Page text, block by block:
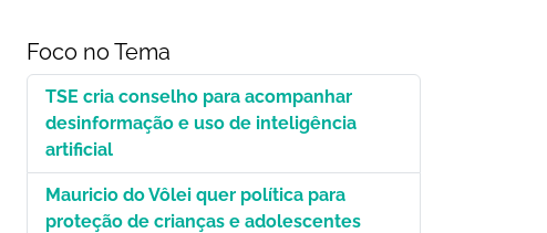
Foco no Tema
TSE cria conselho para acompanhar
desinformação e uso de inteligência
artificial
Mauricio do Vôlei quer política para
proteção de crianças e adolescentes